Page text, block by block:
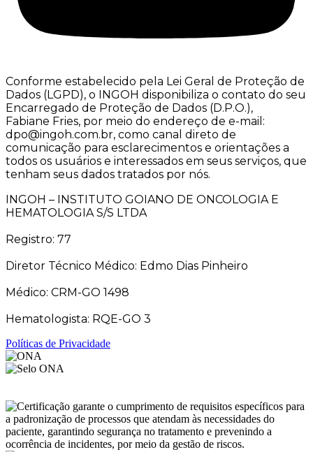
Conforme estabelecido pela Lei Geral de Proteção de
Dados (LGPD), o INGOH disponibiliza o contato do seu
Encarregado de Proteção de Dados (D.P.O.),
Fabiane Fries, por meio do endereço de e-mail:
dpo@ingoh.com.br, como canal direto de
comunicação para esclarecimentos e orientações a
todos os usuários e interessados em seus serviços, que
tenham seus dados tratados por nós.
INGOH – INSTITUTO GOIANO DE ONCOLOGIA E
HEMATOLOGIA S/S LTDA
Registro: 77
Diretor Técnico Médico: Edmo Dias Pinheiro
Médico: CRM-GO 1498
Hematologista: RQE-GO 3
Políticas de Privacidade